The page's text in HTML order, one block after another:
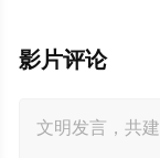
影片评论